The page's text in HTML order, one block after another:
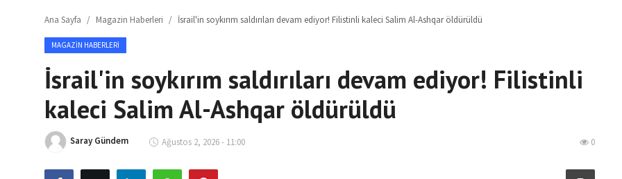
Son Dakika
Magazin Haberleri
Ana Sayfa Magazin Haberleri İsrail'in soykırım saldırıları devam ediyor! Filistinli kaleci Salim Al-Ashqar öldürüldü
MAGAZIN HABERLERI
İsrail'in soykırım saldırıları devam ediyor! Filistinli
kaleci Salim Al-Ashqar öldürüldü
Saray Gündem Ağustos 2, 2026 - 11:00 0